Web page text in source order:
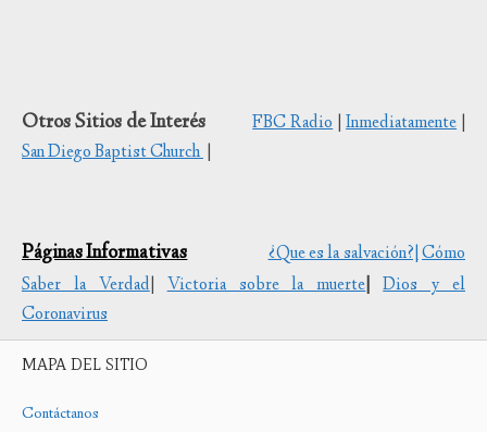
Otros Sitios de Interés FBC Radio|Inmediatamente
San Diego Baptist Church
Páginas Informativas ¿Que es la salvación?|Cómo
Saber la Verdad|Victoria sobre la muerte|
Dios y el
Coronavirus
MAPA DEL SITIO
Contáctanos